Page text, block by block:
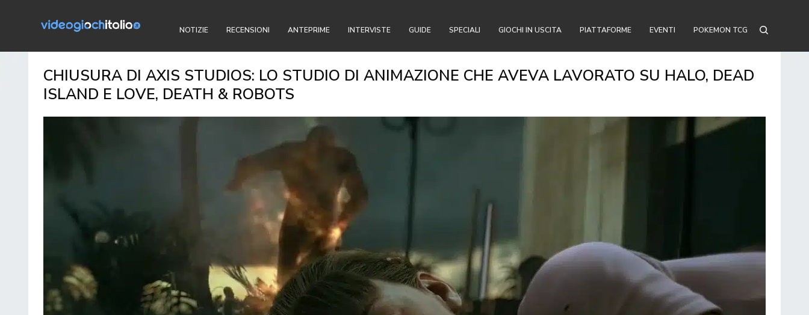
NOTIZIE RECENSIONI ANTEPRIME INTERVISTE GUIDE SPECIALI GIOCHI IN USCITA PIATTAFORME EVENTI POKEMON TCG
CHIUSURA DI AXIS STUDIOS: LO STUDIO DI ANIMAZIONE CHE AVEVA LAVORATO SU HALO, DEAD
ISLAND E LOVE, DEATH & ROBOTS